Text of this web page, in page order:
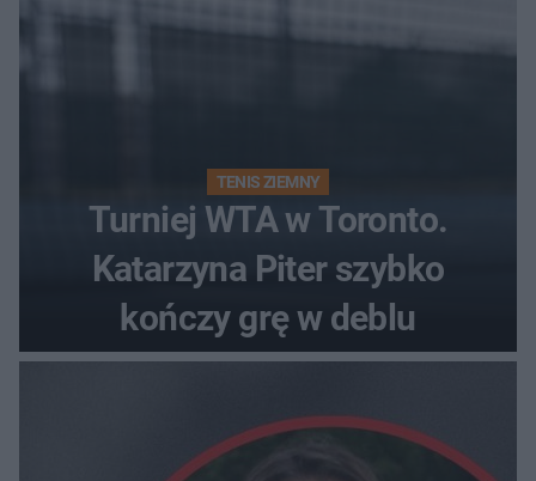
TENIS ZIEMNY
Turniej WTA w Toronto.
Katarzyna Piter szybko
kończy grę w deblu